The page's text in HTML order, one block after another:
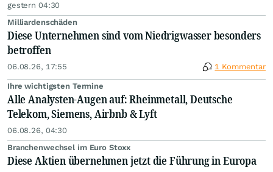
gestern 04:30
Milliardenschäden
Diese Unternehmen sind vom Niedrigwasser besonders
betroffen
06.08.26, 17:55 1 Kommentar
Ihre wichtigsten Termine
Alle Analysten-Augen auf: Rheinmetall, Deutsche
Telekom, Siemens, Airbnb & Lyft
06.08.26, 04:30
Branchenwechsel im Euro Stoxx
Diese Aktien übernehmen jetzt die Führung in Europa